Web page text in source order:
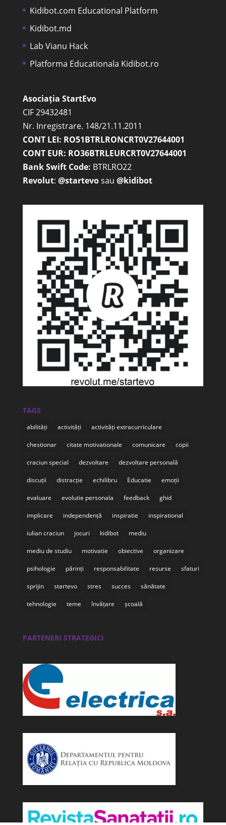
Kidibot.com Educational Platform
Kidibot.md
Lab Vianu Hack
Platforma Educationala Kidibot.ro
Asociația StartEvo
CIF 29432481
Nr. Inregistrare. 148/21.11.2011
CONT LEI: RO51BTRLRONCRT0V27644001
CONT EUR: RO36BTRLEURCRT0V27644001
Bank Swift Code: BTRLRO22
Revolut: @startevosau @kidibot
TAGS
abilități activități activități extracurriculare
chestionar citate motivationale comunicare copii
craciun special dezvoltare dezvoltare personală
discuții distracție echilibru Educatie emoții
evaluare evolutie personala feedback ghid
implicare independență inspiratie inspirational
iulian craciun jocuri kidibot mediu
mediu de studiu motivatie obiective organizare
psihologie părinți responsabilitate resurse sfaturi
sprijin startevo stres succes sănătate
tehnologie teme învățare școală
PARTENERI STRATEGICI